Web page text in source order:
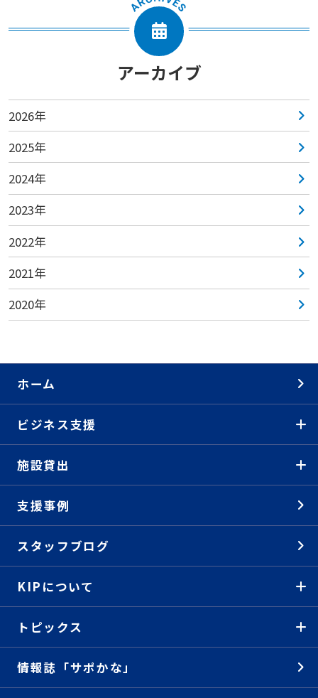
アーカイブ
2026年
2025年
2024年
2023年
2022年
2021年
2020年
ホーム
ビジネス支援
施設貸出
支援事例
スタッフブログ
KIPについて
トピックス
情報誌「サポかな」